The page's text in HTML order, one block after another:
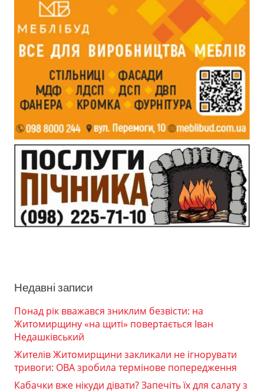
Недавні записи
Понад рік вважався зниклим безвісти: на
Житомирщину «на щиті» повертається Іван
Недашківський
Жителів Житомирщини закликали не ігнорувати
тривоги: ОВА зробила термінове попередження
Кабачки вже нікуди дівати? Запечіть їх для салату з